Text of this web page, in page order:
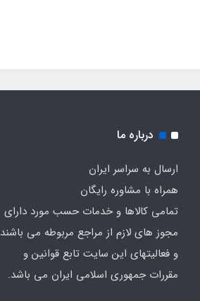
درباره ما
ارسال به سراسر ایران
همراه با مشاوره رایگان
تمامی کالاها و خدمات حسب مورد دارای
مجوز های لازم از مراجع مربوطه می باشند
و فعالیتهای این سایت تابع قوانین و
مقررات جمهوری اسلامی ایران می باشد.